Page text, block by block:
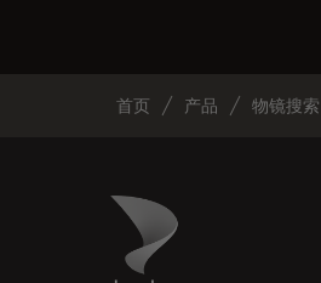
首页 产品 物镜搜索
Danaher Logo